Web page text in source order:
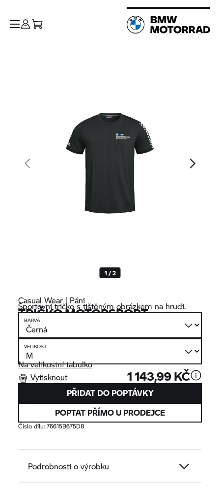
1 / 2
Casual Wear | Páni
TRIČKO MOTORSPORT
Sportovní tričko s tištěným obrázkem na hrudi.
BARVA
VELIKOST
Na velikostní tabulku
Vytisknout
1 143,99 KČ
PŘIDAT DO POPTÁVKY
POPTAT PŘÍMO U PRODEJCE
Číslo dílu:76615B675D8
Podrobnosti o výrobku